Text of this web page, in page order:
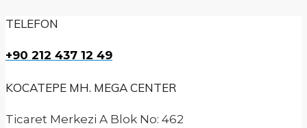
TELEFON
+90 212 437 12 49
KOCATEPE MH. MEGA CENTER
Ticaret Merkezi A Blok No: 462